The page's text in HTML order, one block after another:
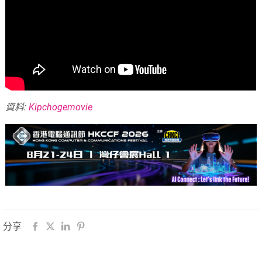
資料:Kipchogemovie
分享